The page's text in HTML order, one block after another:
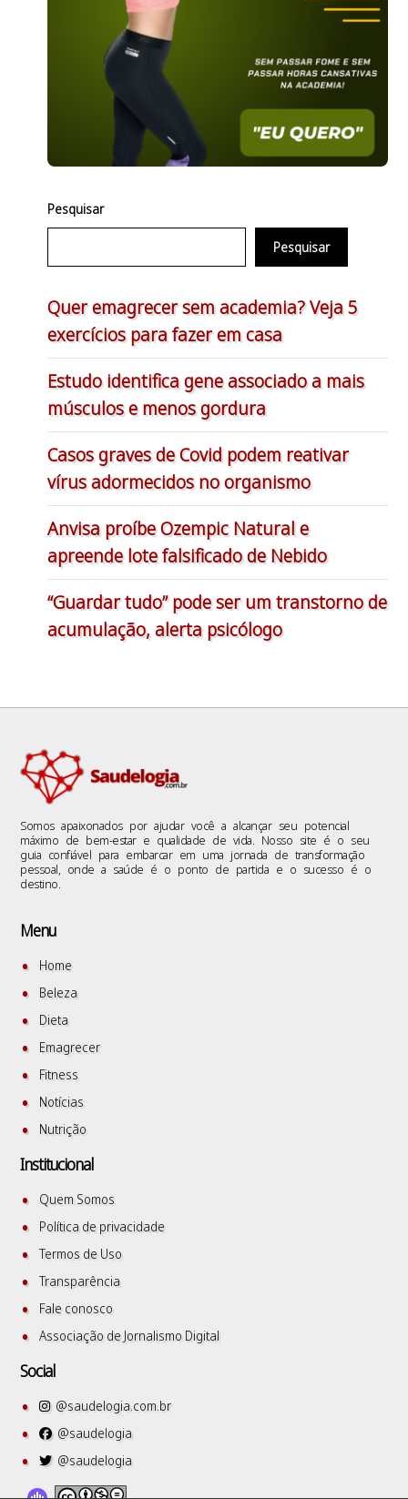
Pesquisar
Pesquisar
Quer emagrecer sem academia? Veja 5
exercícios para fazer em casa
Estudo identifica gene associado a mais
músculos e menos gordura
Casos graves de Covid podem reativar
vírus adormecidos no organismo
Anvisa proíbe Ozempic Natural e
apreende lote falsificado de Nebido
“Guardar tudo” pode ser um transtorno de
acumulação, alerta psicólogo
Somos apaixonados por ajudar você a alcançar seu potencial
máximo de bem-estar e qualidade de vida. Nosso site é o seu
guia confiável para embarcar em uma jornada de transformação
pessoal, onde a saúde é o ponto de partida e o sucesso é o
destino.
Menu
Home
Beleza
Dieta
Emagrecer
Fitness
Notícias
Nutrição
Institucional
Quem Somos
Política de privacidade
Termos de Uso
Transparência
Fale conosco
Associação de Jornalismo Digital
Social
@saudelogia.com.br
@saudelogia
@saudelogia